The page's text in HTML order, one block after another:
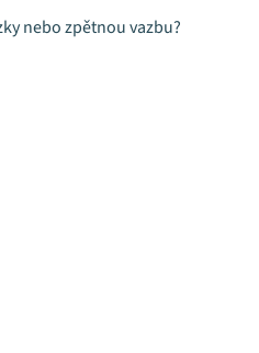
nebo zpětnou vazbu?